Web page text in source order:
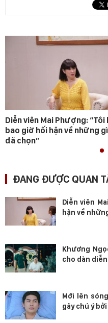
Diễn viên Mai Phượng: “Tôi
bao giờ hối hận về những
đã chọn”
ĐANG ĐƯỢC QUAN
Diễn viên
hận về
Khương
cho dàn diễn
Mới lên
gây chú ý